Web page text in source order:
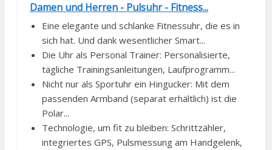
Damen und Herren - Pulsuhr - Fitness...
Eine elegante und schlanke Fitnessuhr, die es in
sich hat. Und dank wesentlicher Smart...
Die Uhr als Personal Trainer: Personalisierte,
tägliche Trainingsanleitungen, Laufprogramm...
Nicht nur als Sportuhr ein Hingucker: Mit dem
passenden Armband (separat erhältlich) ist die
Polar...
Technologie, um fit zu bleiben: Schrittzähler,
integriertes GPS, Pulsmessung am Handgelenk,